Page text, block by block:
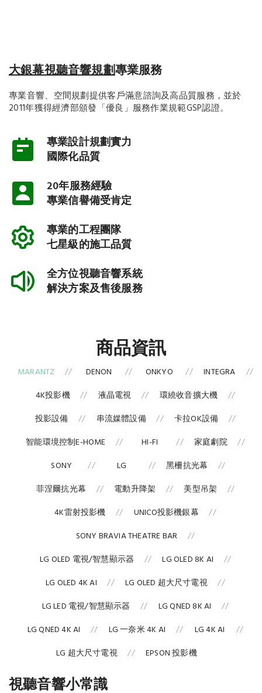
大銀幕視聽音響規劃專業服務
專業音響、空間規劃提供客戶滿意諮詢及高品質服務，並於
2011年獲得經濟部頒發「優良」服務作業規範GSP認證。
專業設計規劃實力
國際化品質
20年服務經驗
專業信譽備受肯定
專業的工程團隊
七星級的施工品質
全方位視聽音響系統
解決方案及售後服務
商品資訊
MARANTZ DENON ONKYO
INTEGRA
4K投影機
液晶電視
環繞收音擴大機
投影設備
串流媒體設備
卡拉OK設備
智能環境控制E-HOME
HI-FI
家庭劇院
SONY
LG
黑柵抗光幕
菲涅爾抗光幕
電動升降架
美型吊架
4K雷射投影機
UNICO投影機銀幕
SONY BRAVIA THEATRE BAR
LG OLED 電視/智慧顯示器
LG OLED 8K AI
LG OLED 4K AI
LG OLED 超大尺寸電視
LG LED 電視/智慧顯示器
LG QNED 8K AI
LG QNED 4K AI
LG 一奈米 4K AI
LG 4K AI
LG 超大尺寸電視
EPSON 投影機
視聽音響小常識